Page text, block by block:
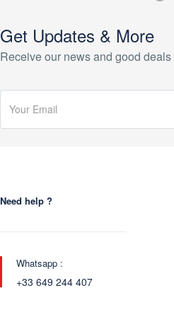
Get Updates & More
Receive our news and good deals
Need help ?
Whatsapp :
+33 649 244 407